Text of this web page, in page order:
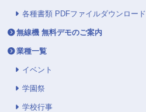
各種書類 PDFファイルダウンロード
無線機 無料デモのご案内
業種一覧
イベント
学園祭
学校行事